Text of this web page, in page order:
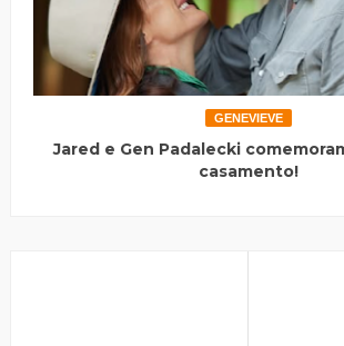
GENEVIEVE
Jared e Gen Padalecki
casamento!